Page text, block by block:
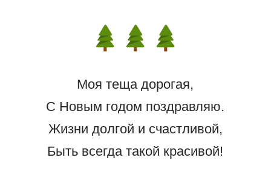
Моя теща дорогая,
С Новым годом поздравляю.
Жизни долгой и счастливой,
Быть всегда такой красивой!